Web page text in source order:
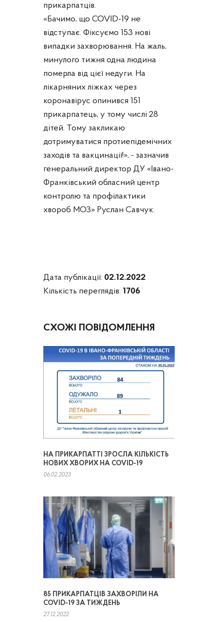
прикарпатців.
«Бачимо, що COVID-19 не
відступає. Фіксуємо 153 нові
випадки захворювання. На жаль,
минулого тижня одна людина
померла від цієї недуги. На
лікарняних ліжках через
коронавірус опинився 151
прикарпатець, у тому числі 28
дітей. Тому закликаю
дотримуватися протиепідемічних
заходів та вакцинації!», - зазначив
генеральний директор ДУ «Івано-
Франківський обласний центр
контролю та профілактики
хвороб МОЗ» Руслан Савчук.
Дата публікації: 02.12.2022
Кількість переглядів: 1706
СХОЖІ ПОВІДОМЛЕННЯ
НА ПРИКАРПАТТІ ЗРОСЛА КІЛЬКІСТЬ
НОВИХ ХВОРИХ НА COVID-19
06.02.2023
85 ПРИКАРПАТЦІВ ЗАХВОРІЛИ НА
COVID-19 ЗА ТИЖДЕНЬ
27.12.2022